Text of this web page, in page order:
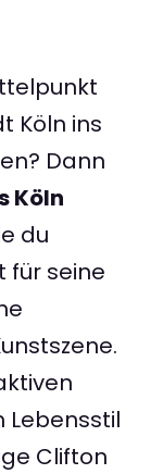
Köln ins
Dann
Köln
du
für seine
Lebensstil
Clifton